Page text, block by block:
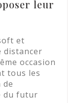
leur
et
distancer
occasion
tous les
du futur